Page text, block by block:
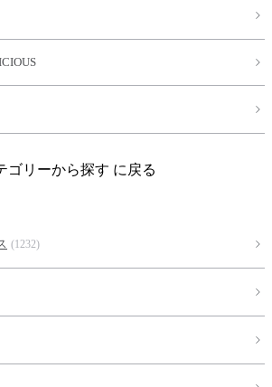
ゴリーから探す に戻る
(1232)